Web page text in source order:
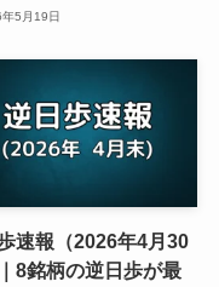
5月19日
速報（2026年4月30
8銘柄の逆日歩が最